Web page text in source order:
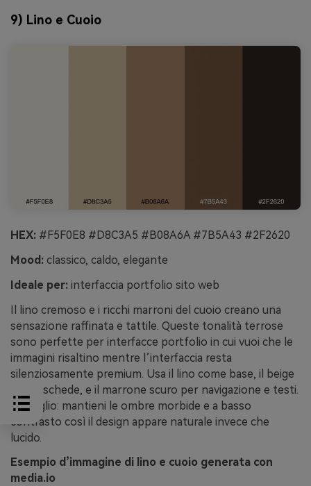
9) Lino e Cuoio
HEX: #F5F0E8 #D8C3A5 #B08A6A #7B5A43 #2F2620
Mood: classico, caldo, elegante
Ideale per: interfaccia portfolio sito web
Il lino cremoso e i ricchi marroni del cuoio creano una
sensazione raffinata e tattile. Queste tonalità terrose
sono perfette per interfacce portfolio in cui vuoi che le
immagini risaltino mentre l’interfaccia resta
silenziosamente premium. Usa il lino come base, il beige
per le schede, e il marrone scuro per navigazione e testi.
Consiglio: mantieni le ombre morbide e a basso
contrasto così il design appare naturale invece che
lucido.
Esempio d’immagine di lino e cuoio generata con
media.io